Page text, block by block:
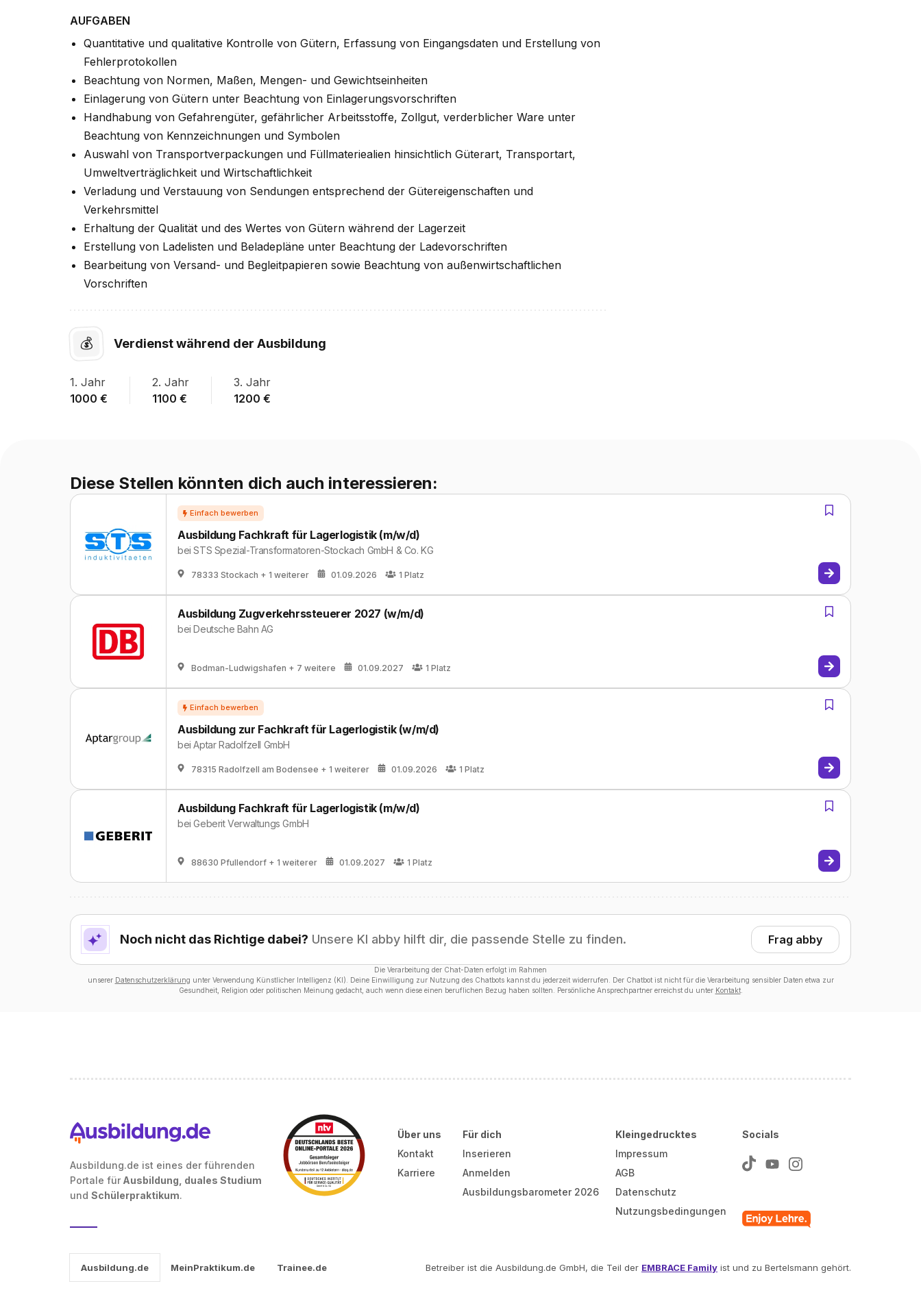
AUFGABEN
Quantitative und qualitative Kontrolle von Gütern, Erfassung von Eingangsdaten und Erstellung von
Fehlerprotokollen
Beachtung von Normen, Maßen, Mengen- und Gewichtseinheiten
Einlagerung von Gütern unter Beachtung von Einlagerungsvorschriften
Handhabung von Gefahrengüter, gefährlicher Arbeitsstoffe, Zollgut, verderblicher Ware unter
Beachtung von Kennzeichnungen und Symbolen
Auswahl von Transportverpackungen und Füllmateriealien hinsichtlich Güterart, Transportart,
Umweltverträglichkeit und Wirtschaftlichkeit
Verladung und Verstauung von Sendungen entsprechend der Gütereigenschaften und
Verkehrsmittel
Erhaltung der Qualität und des Wertes von Gütern während der Lagerzeit
Erstellung von Ladelisten und Beladepläne unter Beachtung der Ladevorschriften
Bearbeitung von Versand- und Begleitpapieren sowie Beachtung von außenwirtschaftlichen
Vorschriften
💰 Verdienst während der Ausbildung
1. Jahr
1000 €
2. Jahr
1100 €
3. Jahr
1200 €
Diese Stellen könnten dich auch interessieren:
Ausbildung Fachkraft für Lagerlogistik (m/w/d)
beiSTS Spezial-Transformatoren-Stockach GmbH & Co. KG
78333 Stockach + 1 weiterer 01.09.2026 1 Platz
Ausbildung Zugverkehrssteuerer 2027 (w/m/d)
beiDeutsche Bahn AG
Bodman-Ludwigshafen + 7 weitere 01.09.2027 1 Platz
Ausbildung zur Fachkraft für Lagerlogistik (w/m/d)
beiAptar Radolfzell GmbH
78315 Radolfzell am Bodensee + 1 weiterer 01.09.2026 1 Platz
Ausbildung Fachkraft für Lagerlogistik (m/w/d)
beiGeberit Verwaltungs GmbH
88630 Pfullendorf + 1 weiterer 01.09.2027 1 Platz
Noch nicht das Richtige dabei? Unsere KI abby hilft dir, die passende Stelle zu finden. Frag abby
Die Verarbeitung der Chat-Daten erfolgt im Rahmen
unserer Datenschutzerklärung unter Verwendung Künstlicher Intelligenz (KI). Deine Einwilligung zur Nutzung des Chatbots kannst du jederzeit widerrufen. Der Chatbot ist nicht für die Verarbeitung sensibler Daten etwa zur
Gesundheit, Religion oder politischen Meinung gedacht, auch wenn diese einen beruflichen Bezug haben sollten. Persönliche Ansprechpartner erreichst du unter Kontakt.
Ausbildung.de ist eines der führenden
Portale für Ausbildung, duales Studium
und Schülerpraktikum.
Über uns
Kontakt
Karriere
Für dich
Inserieren
Anmelden
Ausbildungsbarometer 2026
Kleingedrucktes
Impressum
AGB
Datenschutz
Nutzungsbedingungen
Socials
Ausbildung.de MeinPraktikum.de Trainee.de Betreiber ist die Ausbildung.de GmbH, die Teil der EMBRACE Family ist und zu Bertelsmann gehört.